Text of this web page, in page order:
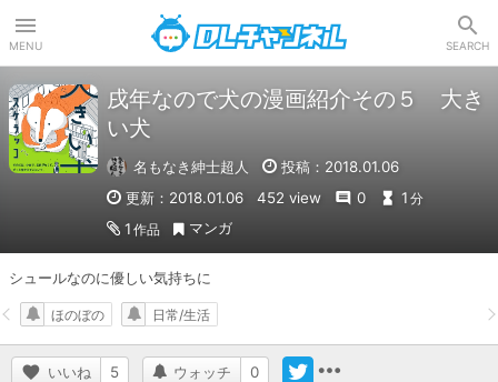
MENU SEARCH
戌年なので犬の漫画紹介その５ 大き
い犬
名もなき紳士超人
投稿：2018.01.06
更新：2018.01.06
452 view 0 1 分
1 作品 マンガ
シュールなのに優しい気持ちに
いいね 5 ウォッチ 0
ほのぼの 日常/生活